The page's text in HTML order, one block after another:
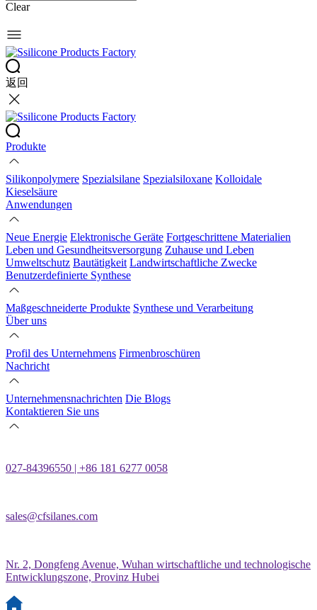
Clear
返回
Produkte
Silikonpolymere Spezialsilane Spezialsiloxane Kolloidale
Kieselsäure
Anwendungen
Neue Energie Elektronische Geräte Fortgeschrittene Materialien
Leben und Gesundheitsversorgung Zuhause und Leben
Umweltschutz Bautätigkeit Landwirtschaftliche Zwecke
Benutzerdefinierte Synthese
Maßgeschneiderte Produkte Synthese und Verarbeitung
Über uns
Profil des Unternehmens Firmenbroschüren
Nachricht
Unternehmensnachrichten Die Blogs
Kontaktieren Sie uns
027-84396550 | +86 181 6277 0058
sales@cfsilanes.com
Nr. 2, Dongfeng Avenue, Wuhan wirtschaftliche und technologische
Entwicklungszone, Provinz Hubei